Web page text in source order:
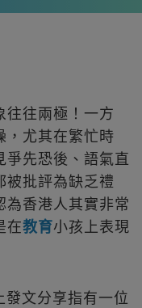
往往兩極！一方
，尤其在繁忙時
爭先恐後、語氣直
被批評為缺乏禮
為香港人其實非常
在教育小孩上表現
文分享指有一位